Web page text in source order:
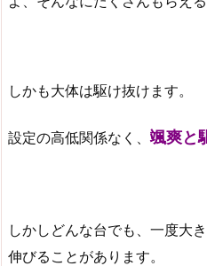
しかも大体は駆け抜けます。
設定の高低関係なく、颯爽と
しかしどんな台でも、一度大
伸びることがあります。